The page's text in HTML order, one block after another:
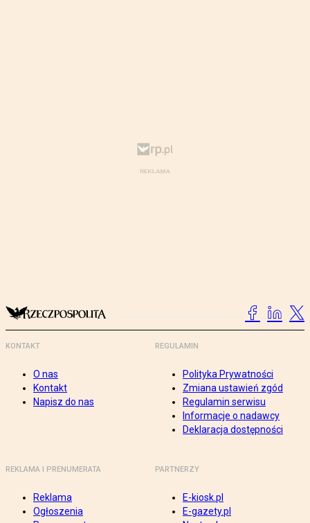
KONTAKT
O nas
Kontakt
Napisz do nas
REGULAMIN
Polityka Prywatności
Zmiana ustawień zgód
Regulamin serwisu
Informacje o nadawcy
Deklaracja dostępności
REKLAMA I PRENUMERATA
Reklama
Ogłoszenia
PARTNERZY
E-kiosk.pl
E-gazety.pl